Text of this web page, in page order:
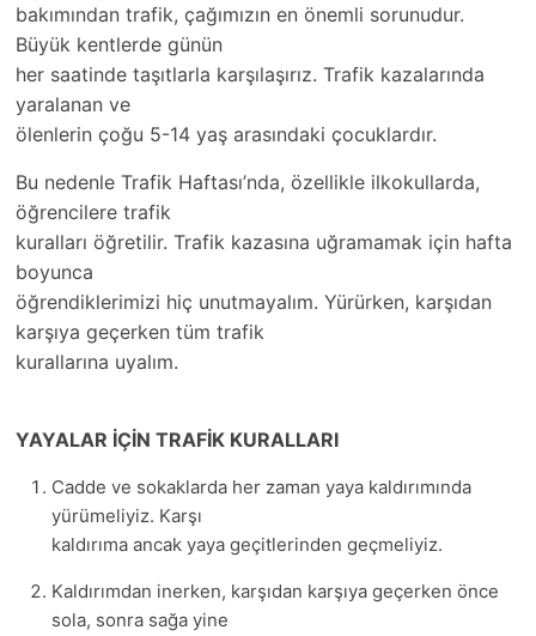
bakımından trafik, çağımızın en önemli sorunudur.
Büyük kentlerde günün
her saatinde taşıtlarla karşılaşırız. Trafik kazalarında
yaralanan ve
ölenlerin çoğu 5-14 yaş arasındaki çocuklardır.
Bu nedenle Trafik Haftası’nda, özellikle ilkokullarda,
öğrencilere trafik
kuralları öğretilir. Trafik kazasına uğramamak için hafta
boyunca
öğrendiklerimizi hiç unutmayalım. Yürürken, karşıdan
karşıya geçerken tüm trafik
kurallarına uyalım.
YAYALAR İÇİN TRAFİK KURALLARI
Cadde ve sokaklarda her zaman yaya kaldırımında
yürümeliyiz. Karşı
kaldırıma ancak yaya geçitlerinden geçmeliyiz.
Kaldırımdan inerken, karşıdan karşıya geçerken önce
sola, sonra sağa yine